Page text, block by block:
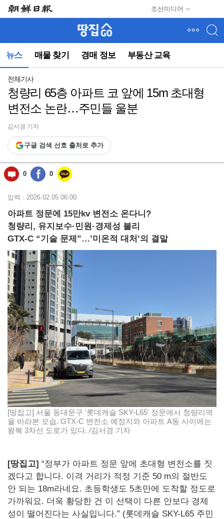
조선미디어
뉴스 매물 찾기 경매 정보 부동산 교육
뉴
(컨
동)
전체기사
청량리 65층 아파트 코 앞에 15m 초대형
변전소 논란…주민들 울분
김서경 기자
구글 검색 선호 출처로 추가
0 0
입력 : 2026.02.05 06:00
아파트 정문에 15만kv 변전소 온다니?
청량리, 유지보수·민원·경제성 불리
GTX-C “기술 문제”…’미온적 대처’의 결말
[땅집고] 서울 동대문구 '롯데캐슬 SKY-L65' 정문에서 청량리역
을 바라본 모습. GTX-C 변전소 예정지와 아파트 A동 사이에는
왕복 3차선 도로가 있다. /김서경 기자
[땅집고] “정부가 아파트 정문 앞에 초대형 변전소를 짓
겠다고 합니다. 이격 거리가 적정 기준 50 m의 절반도
안 되는 18m라네요. 초등학생도 5초만에 도착할 정도로
가까워요. 더욱 황당한 건 이 선택이 다른 안보다 경제
성이 떨어진다는 사실입니다.” (롯데캐슬 SKY-L65 주민